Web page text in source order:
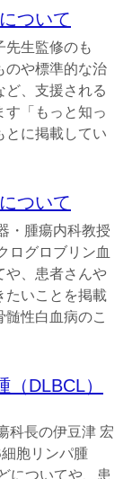
ついて
先生監修のも
のや標準的な治
ど、支援される
す「もっと知っ
とに掲載してい
ついて
・腫瘍内科教授
ログロブリン血
や、患者さんや
たいことを掲載
性白血病のこ
DLBCL）
科長の伊豆津 宏
胞リンパ腫
についてや、患